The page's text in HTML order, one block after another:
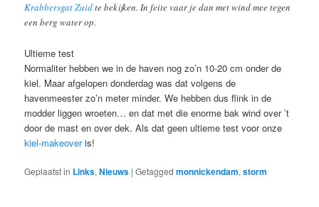
Krabbersgat Zuidte bekijken. In feite vaar je dan met wind mee tegen
een berg water op.
Ultieme test
Normaliter hebben we in de haven nog zo’n 10-20 cm onder de
kiel. Maar afgelopen donderdag was dat volgens de
havenmeester zo’n meter minder. We hebben dus flink in de
modder liggen wroeten… en dat met die enorme bak wind over ’t
door de mast en over dek. Als dat geen ultieme test voor onze
kiel-makeoveris!
Geplaatst in Links,Nieuws |Getagged monnickendam,storm